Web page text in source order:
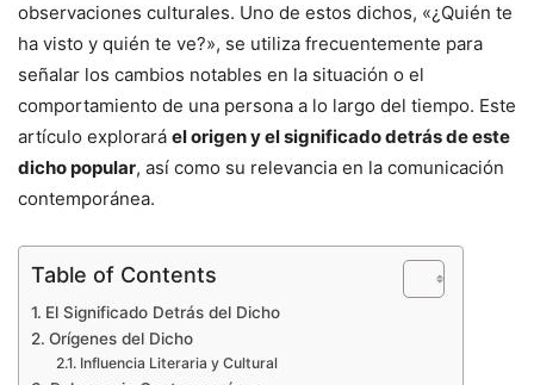
observaciones culturales. Uno de estos dichos, «¿Quién te
ha visto y quién te ve?», se utiliza frecuentemente para
señalar los cambios notables en la situación o el
comportamiento de una persona a lo largo del tiempo. Este
artículo explorará el origen y el significado detrás de este
dicho popular, así como su relevancia en la comunicación
contemporánea.
Table of Contents
El Significado Detrás del Dicho
Orígenes del Dicho
Influencia Literaria y Cultural